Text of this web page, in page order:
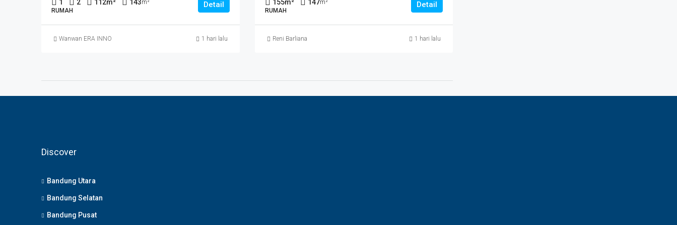
1 2 112m² 143m²
RUMAH
Detail
Wanwan ERA INNO 1 hari lalu
155m² 147m²
RUMAH
Detail
Reni Barliana 1 hari lalu
Discover
Bandung Utara
Bandung Selatan
Bandung Pusat